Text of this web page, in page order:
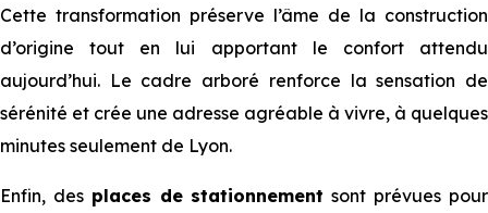
Cette transformation préserve l’âme de la construction
d’origine tout en lui apportant le confort attendu
aujourd’hui. Le cadre arboré renforce la sensation de
sérénité et crée une adresse agréable à vivre, à quelques
minutes seulement de Lyon.
Enfin, des places de stationnement sont prévues pour